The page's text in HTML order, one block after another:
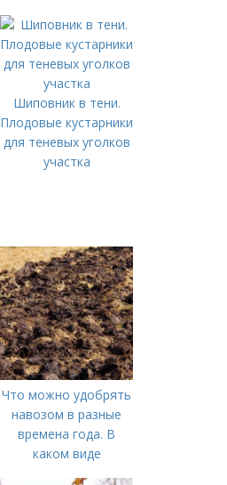
осенью
Шиповник в тени.
Плодовые кустарники
для теневых уголков
участка
Что можно удобрять
навозом в разные
времена года. В
каком виде